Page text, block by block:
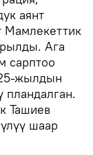
аянт
Мамлекеттик
Ага
сарптоо
жылдын
пландалган.
Ташиев
шаар